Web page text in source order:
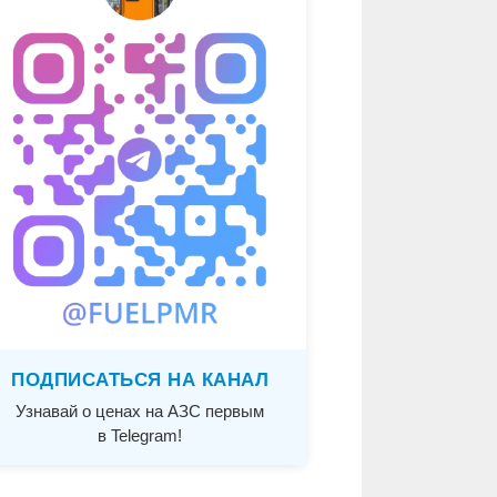
ПОДПИСАТЬСЯ НА КАНАЛ
Узнавай о ценах на АЗС первым
в Telegram!